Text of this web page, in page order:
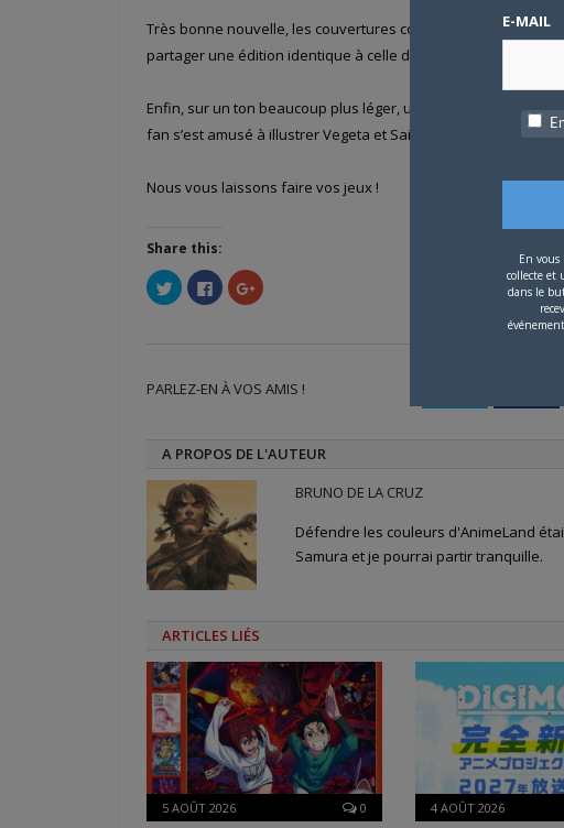
Très bonne nouvelle, les couvertures conserveront leur effet
partager une édition identique à celle de nos amis japonais.
Enfin, sur un ton beaucoup plus léger, un internaute à
fan s’est amusé à illustrer Vegeta et Saitama se frottant les
Nous vous laissons faire vos jeux !
Share this:
Cliquez
pour
partager
fenêtre)
Cliquez
pour
partager
fenêtre)
Cliquez
pour
nouvelle
PARLEZ-EN À VOS AMIS !
A PROPOS DE L'AUTEUR
BRUNO DE LA CRUZ
Défendre les couleurs d'AnimeLand
Samura et je pourrai partir tranquille.
ARTICLES LIÉS
5 AOÛT 2026 0 4 AOÛT 2026
E-MAIL
En vous
collecte et
dans le